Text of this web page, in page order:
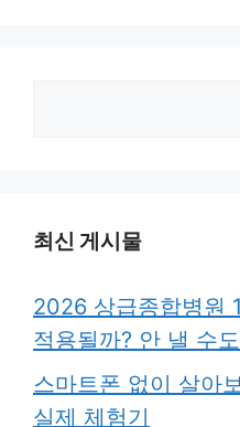
최신 게시물
2026 상급종합병원
적용될까? 안 낼 수
스마트폰 없이 살아
실제 체험기